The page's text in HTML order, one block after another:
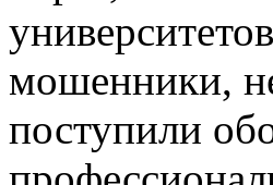
мошенники,
поступили